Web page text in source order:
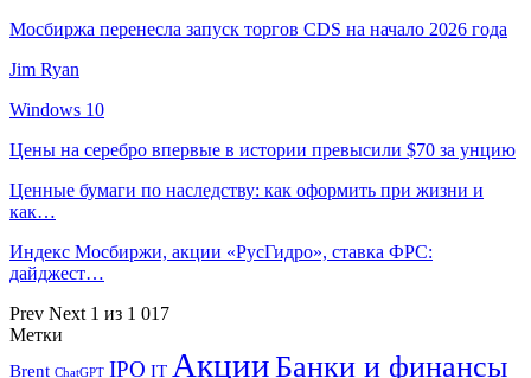
Мосбиржа перенесла запуск торгов CDS на начало 2026 года
Jim Ryan
Windows 10
Цены на серебро впервые в истории превысили $70 за унцию
Ценные бумаги по наследству: как оформить при жизни и
как…
Индекс Мосбиржи, акции «РусГидро», ставка ФРС:
дайджест…
Prev Next 1 из 1 017
Метки
Brent ChatGPT IPO IT АкцииБанки и финансы